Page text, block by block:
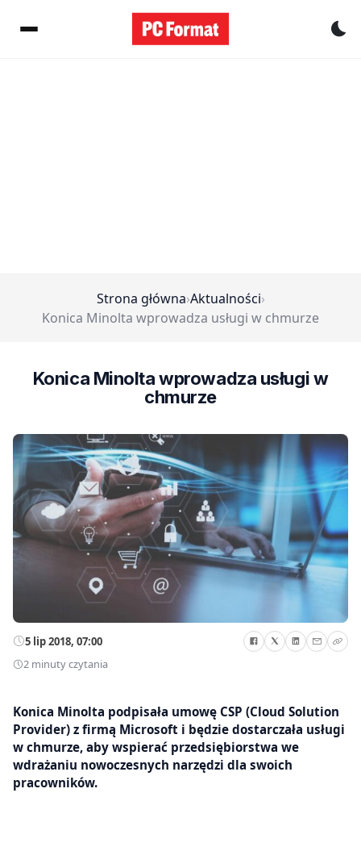
Strona główna›Aktualności›
Konica Minolta wprowadza usługi w chmurze
Konica Minolta wprowadza usługi w
chmurze
5 lip 2018, 07:00
2 minuty czytania
Konica Minolta podpisała umowę CSP (Cloud Solution
Provider) z firmą Microsoft i będzie dostarczała usługi
w chmurze, aby wspierać przedsiębiorstwa we
wdrażaniu nowoczesnych narzędzi dla swoich
pracowników.